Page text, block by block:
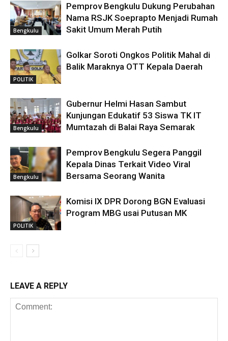
Bengkulu
Pemprov Bengkulu Dukung Perubahan
Nama RSJK Soeprapto Menjadi Rumah
Sakit Umum Merah Putih
POLITIK
Golkar Soroti Ongkos Politik Mahal di
Balik Maraknya OTT Kepala Daerah
Bengkulu
Gubernur Helmi Hasan Sambut
Kunjungan Edukatif 53 Siswa TK IT
Mumtazah di Balai Raya Semarak
Bengkulu
Pemprov Bengkulu Segera Panggil
Kepala Dinas Terkait Video Viral
Bersama Seorang Wanita
POLITIK
Komisi IX DPR Dorong BGN Evaluasi
Program MBG usai Putusan MK
LEAVE A REPLY